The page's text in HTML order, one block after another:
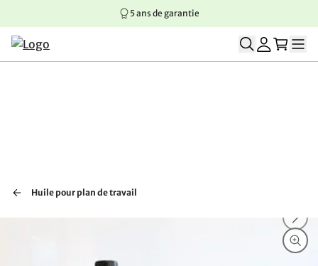
Aller au contenu principal
Aller à la navigation principale
Aller au pied de page
5 ans de garantie
Huile pour plan de travail